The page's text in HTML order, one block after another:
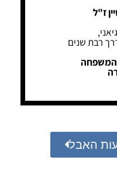
ז"ל
רבת שנים
האבל